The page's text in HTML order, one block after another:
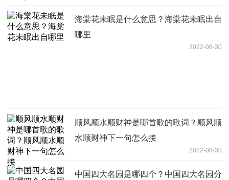
海棠花未眠是什么意思？海棠花未眠出自
哪里
2022-08-30
顺风顺水顺财神是哪首歌的歌词？顺风顺
水顺财神下一句怎么接
2022-08-30
中国四大名园是哪四个？中国四大名园分